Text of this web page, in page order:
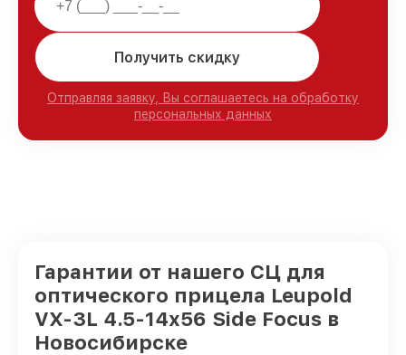
Получить скидку
Отправляя заявку, Вы соглашаетесь на обработку
персональных данных
Гарантии от нашего СЦ для
оптического прицела Leupold
VX-3L 4.5-14x56 Side Focus в
Новосибирске